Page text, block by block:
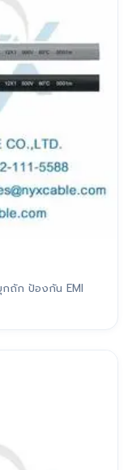
กถัก ป้องกัน EMI